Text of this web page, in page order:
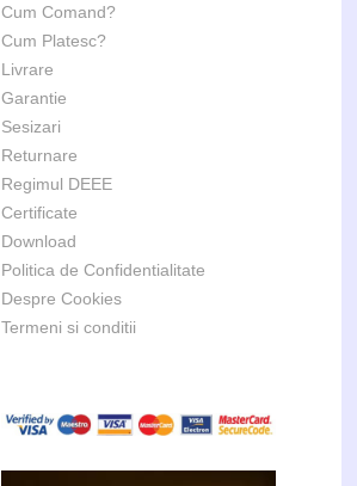
Cum Comand?
Cum Platesc?
Livrare
Garantie
Sesizari
Returnare
Regimul DEEE
Certificate
Download
Politica de Confidentialitate
Despre Cookies
Termeni si conditii